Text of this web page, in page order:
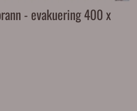
- evakuering 400 x